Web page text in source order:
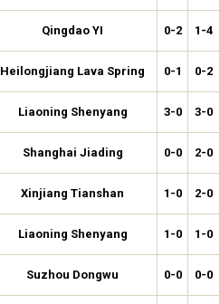
Qingdao YI 0-2 1-4
Heilongjiang Lava Spring 0-1 0-2
Liaoning Shenyang 3-0 3-0
Shanghai Jiading 0-0 2-0
Xinjiang Tianshan 1-0 2-0
Liaoning Shenyang 1-0 1-0
Suzhou Dongwu 0-0 0-0